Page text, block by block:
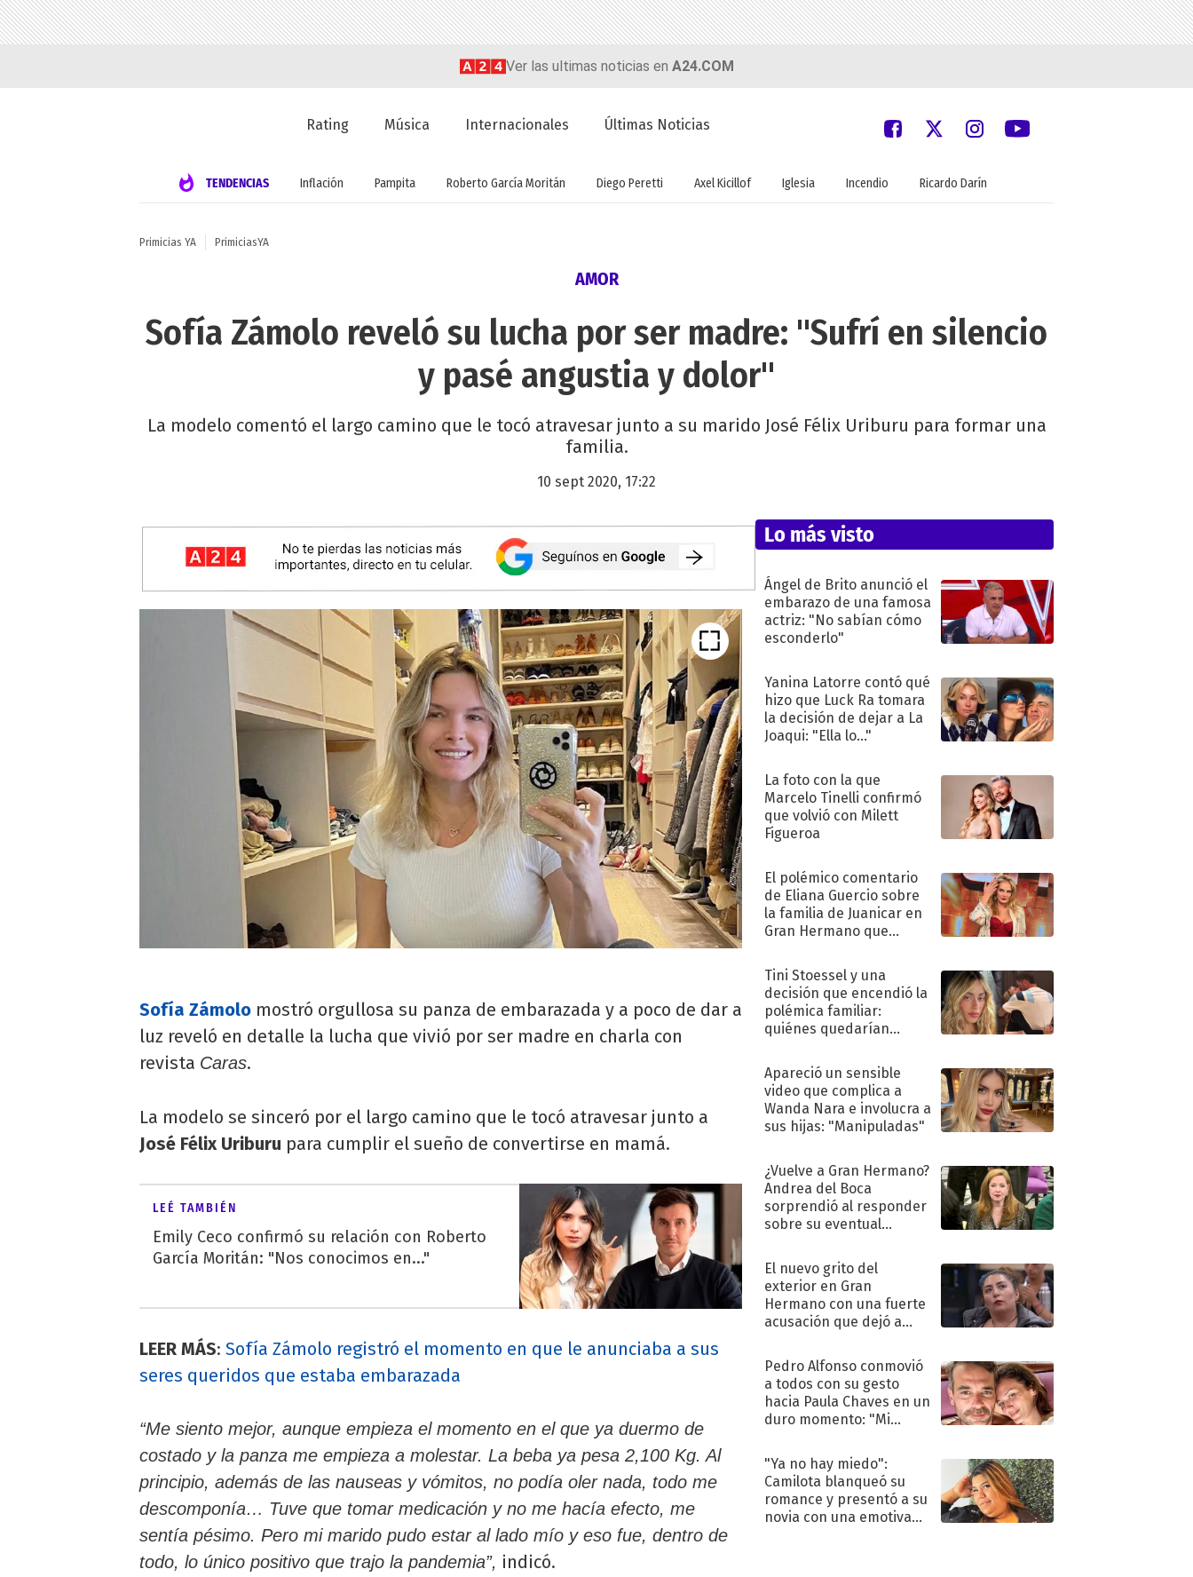
Ver las ultimas noticias en A24.COM
Rating Música Internacionales Últimas Noticias
TENDENCIAS Inflación Pampita Roberto García Moritán Diego Peretti Axel Kicillof Iglesia Incendio Ricardo Darín
Primicias YA PrimiciasYA
AMOR
Sofía Zámolo reveló su lucha por ser madre: "Sufrí en silencio
y pasé angustia y dolor"
La modelo comentó el largo camino que le tocó atravesar junto a su marido José Félix Uriburu para formar una
familia.
10 sept 2020, 17:22
Sofía Zámolo mostró orgullosa su panza de embarazada y a poco de dar a
luz reveló en detalle la lucha que vivió por ser madre en charla con
revista Caras.
La modelo se sinceró por el largo camino que le tocó atravesar junto a
José Félix Uriburu para cumplir el sueño de convertirse en mamá.
LEÉ TAMBIÉN
Emily Ceco confirmó su relación con Roberto
García Moritán: "Nos conocimos en..."
LEER MÁS: Sofía Zámolo registró el momento en que le anunciaba a sus
seres queridos que estaba embarazada
“Me siento mejor, aunque empieza el momento en el que ya duermo de
costado y la panza me empieza a molestar. La beba ya pesa 2,100 Kg. Al
principio, además de las nauseas y vómitos, no podía oler nada, todo me
descomponía… Tuve que tomar medicación y no me hacía efecto, me
sentía pésimo. Pero mi marido pudo estar al lado mío y eso fue, dentro de
todo, lo único positivo que trajo la pandemia”, indicó.
Lo más visto
Ángel de Brito anunció el
embarazo de una famosa
actriz: "No sabían cómo
esconderlo"
Yanina Latorre contó qué
hizo que Luck Ra tomara
la decisión de dejar a La
Joaqui: "Ella lo..."
La foto con la que
Marcelo Tinelli confirmó
que volvió con Milett
Figueroa
El polémico comentario
de Eliana Guercio sobre
la familia de Juanicar en
Gran Hermano que
Tini Stoessel y una
decisión que encendió la
polémica familiar:
quiénes quedarían
Apareció un sensible
video que complica a
Wanda Nara e involucra a
sus hijas: "Manipuladas"
¿Vuelve a Gran Hermano?
Andrea del Boca
sorprendió al responder
sobre su eventual
El nuevo grito del
exterior en Gran
Hermano con una fuerte
acusación que dejó a
"Traidora"
Pedro Alfonso conmovió
a todos con su gesto
hacia Paula Chaves en un
duro momento: "Mi
terapéutico"
"Ya no hay miedo":
Camilota blanqueó su
romance y presentó a su
novia con una emotiva